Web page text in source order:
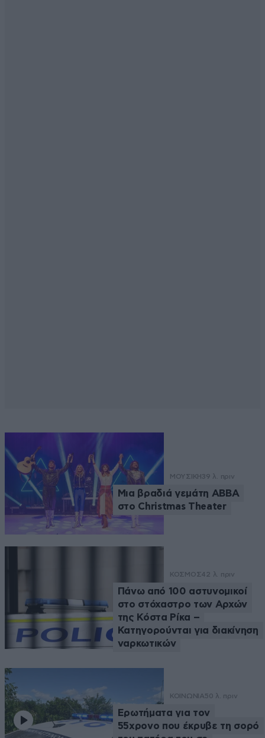
ΜΟΥΣΙΚΗ39 λ. πριν
Μια βραδιά γεμάτη ABBA
στο Christmas Theater
ΚΟΣΜΟΣ42 λ. πριν
Πάνω από 100 αστυνομικοί
στο στόχαστρο των Αρχών
της Κόστα Ρίκα –
Κατηγορούνται για διακίνηση
ναρκωτικών
ΚΟΙΝΩΝΙΑ50 λ. πριν
Ερωτήματα για τον
55χρονο που έκρυβε τη σορό